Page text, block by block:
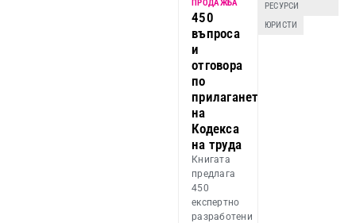
ПРОДАЖБА
450
въпроса
и
отговора
по
прилагането
на
Кодекса
на труда
Книгата
предлага
450
експертно
разработени
РЕСУРСИ
ЮРИСТИ